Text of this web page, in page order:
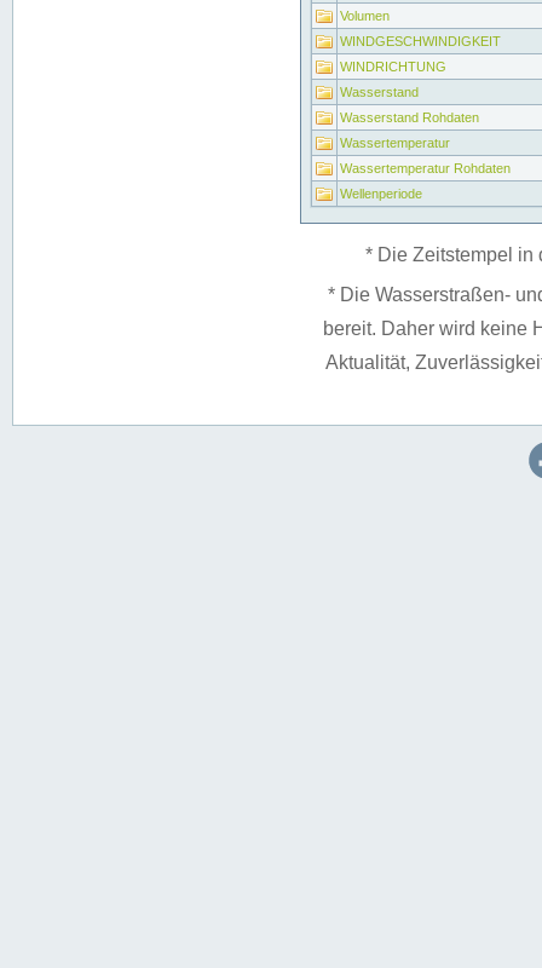
Volumen
WINDGESCHWINDIGKEIT
WINDRICHTUNG
Wasserstand
Wasserstand Rohdaten
Wassertemperatur
Wassertemperatur Rohdaten
Wellenperiode
* Die Zeitstempel in
* Die Wasserstraßen-
bereit. Daher wird keine
Aktualität,